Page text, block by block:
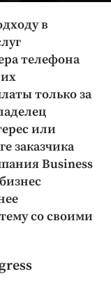
в
телефона
только за
или
заказчика
Business
со своими